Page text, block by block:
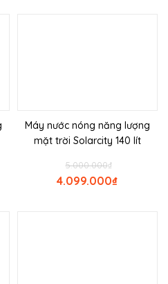
Máy nước nóng năng lượng
mặt trời Solarcity 140 lít
₫
5.000.000
₫
4.099.000